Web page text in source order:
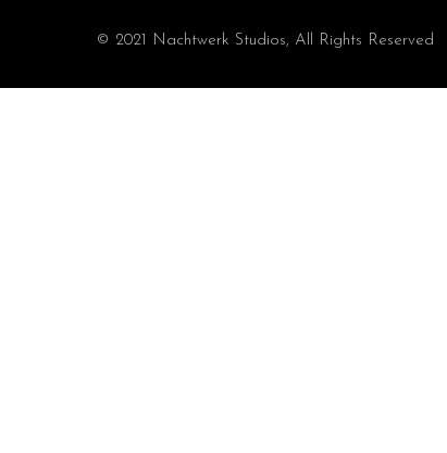
© 2021 Nachtwerk Studios, All Rights Reserved